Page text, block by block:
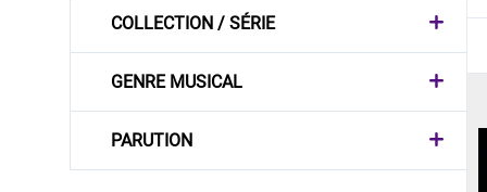
COLLECTION / SÉRIE
GENRE MUSICAL
PARUTION